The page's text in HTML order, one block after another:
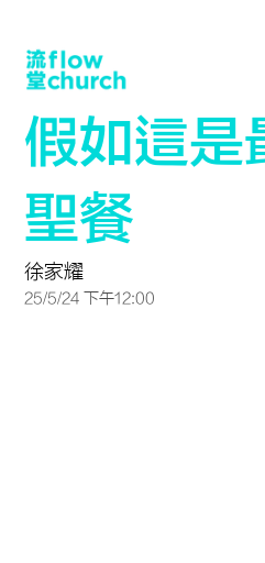
假如這是
聖餐
徐家耀
25/5/24 下午12:00